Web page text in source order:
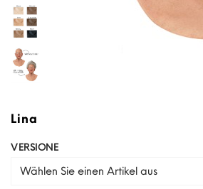
Lina
VERSIONE
Wählen Sie einen Artikel aus